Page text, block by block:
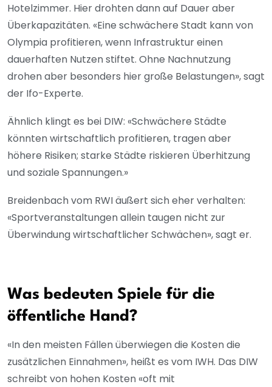
Hotelzimmer. Hier drohten dann auf Dauer aber
Überkapazitäten. «Eine schwächere Stadt kann von
Olympia profitieren, wenn Infrastruktur einen
dauerhaften Nutzen stiftet. Ohne Nachnutzung
drohen aber besonders hier große Belastungen», sagt
der Ifo-Experte.
Ähnlich klingt es bei DIW: «Schwächere Städte
könnten wirtschaftlich profitieren, tragen aber
höhere Risiken; starke Städte riskieren Überhitzung
und soziale Spannungen.»
Breidenbach vom RWI äußert sich eher verhalten:
«Sportveranstaltungen allein taugen nicht zur
Überwindung wirtschaftlicher Schwächen», sagt er.
Was bedeuten Spiele für die
öffentliche Hand?
«In den meisten Fällen überwiegen die Kosten die
zusätzlichen Einnahmen», heißt es vom IWH. Das DIW
schreibt von hohen Kosten «oft mit